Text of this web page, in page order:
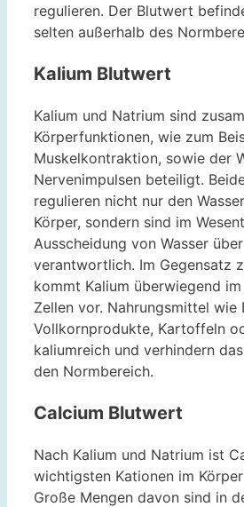
regulieren. Der Blutwert
selten außerhalb des
Kalium Blutwert
Kalium und Natrium sind
Körperfunktionen, wie zum
Muskelkontraktion, sowie der
Nervenimpulsen beteiligt.
regulieren nicht nur den
Körper, sondern sind im
Ausscheidung von Wasser
verantwortlich. Im Gegensatz
kommt Kalium überwiegend
Zellen vor. Nahrungsmittel wie
Vollkornprodukte, Kartoffeln
kaliumreich und verhindern
den Normbereich.
Calcium Blutwert
Nach Kalium und Natrium ist
wichtigsten Kationen im
Große Mengen davon sind in